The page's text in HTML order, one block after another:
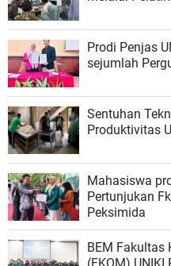
Prodi Penjas
sejumlah
Sentuhan
Produktivitas
Mahasiswa
Pertunjukan
Peksimida
BEM Fakultas